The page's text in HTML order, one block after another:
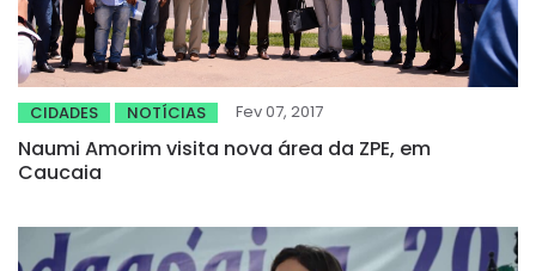
CIDADES NOTÍCIAS Fev 07, 2017
Naumi Amorim visita nova área da ZPE, em
Caucaia